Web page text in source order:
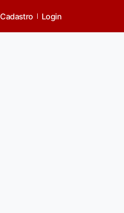
Cadastro Login